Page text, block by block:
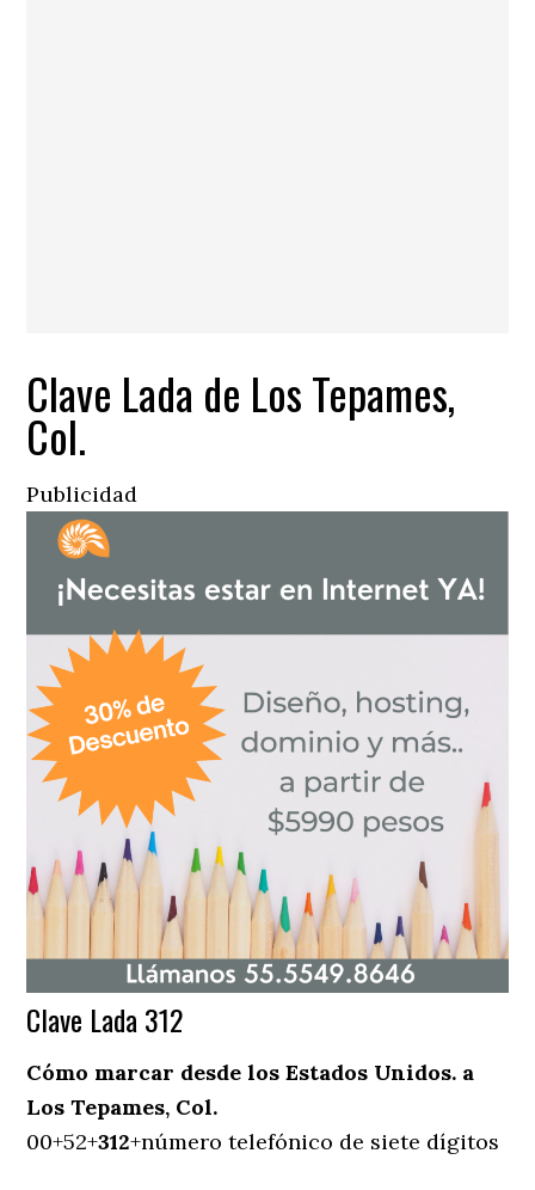
Clave Lada de Los Tepames,
Col.
Publicidad
Clave Lada 312
Cómo marcar desde los Estados Unidos. a
Los Tepames, Col.
00+52+312+número telefónico de siete dígitos